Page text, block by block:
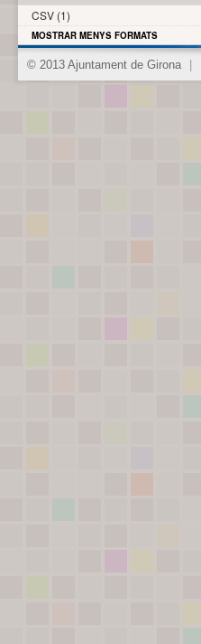
CSV (1)
MOSTRAR MENYS FORMATS
© 2013 Ajuntament de Girona